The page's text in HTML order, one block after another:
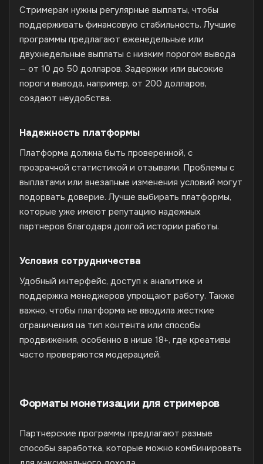
Стримерам нужны регулярные выплаты, чтобы
поддерживать финансовую стабильность. Лучшие
программы предлагают еженедельные или
двухнедельные выплаты с низким порогом вывода
— от 10 до 50 долларов. Задержки или высокие
пороги вывода, например, от 200 долларов,
создают неудобства.
Надежность платформы
Платформа должна быть проверенной, с
прозрачной статистикой и отзывами. Проблемы с
выплатами или внезапные изменения условий могут
подорвать доверие. Лучше выбирать платформы,
которые уже имеют репутацию надежных
партнеров благодаря долгой истории работы.
Условия сотрудничества
Удобный интерфейс, доступ к аналитике и
поддержка менеджеров упрощают работу. Также
важно, чтобы платформа не вводила жесткие
ограничения на тип контента или способы
продвижения, особенно в нише 18+, где креативы
часто проверяются модерацией.
Форматы монетизации для стримеров
Партнерские программы предлагают разные
способы заработка, которые можно комбинировать